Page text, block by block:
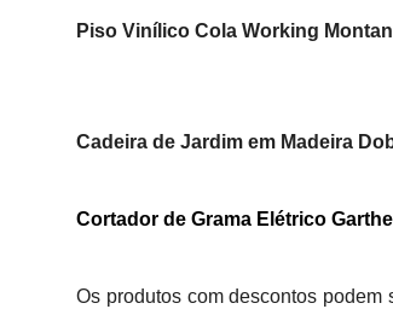
Piso Vinílico Cola Working
Cadeira de Jardim em Madeira
Cortador de Grama Elétrico
Os produtos com descontos